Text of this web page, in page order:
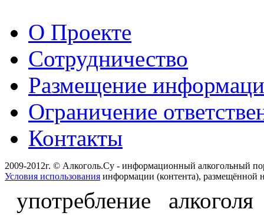
О Проекте
Сотрудничество
Размещение
Ограничение
Контакты
2009-2012г. © Алкоголь.Су - информационный алкогольный
Условия использования информации (контента), размещённой
употребление